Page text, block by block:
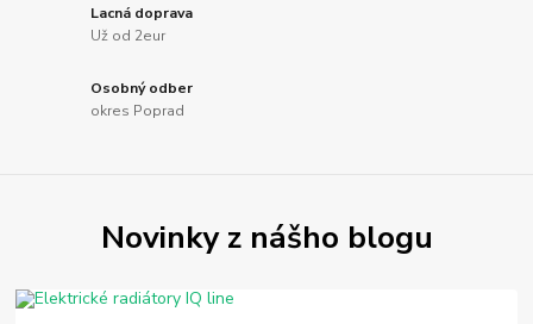
Lacná doprava
Už od 2eur
Osobný odber
okres Poprad
Novinky z nášho blogu